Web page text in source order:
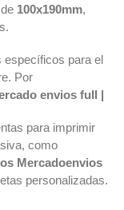
100x190mm,
específicos para el
Por
envios full |
para imprimir
como
Mercadoenvios
personalizadas.